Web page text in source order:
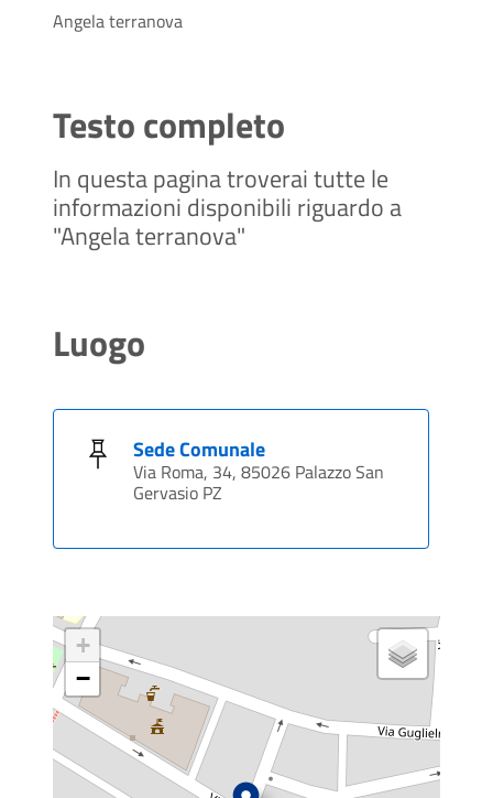
Angela terranova
Testo completo
In questa pagina troverai tutte le
informazioni disponibili riguardo a
"Angela terranova"
Luogo
Sede Comunale
Via Roma, 34, 85026 Palazzo San
Gervasio PZ
+
−